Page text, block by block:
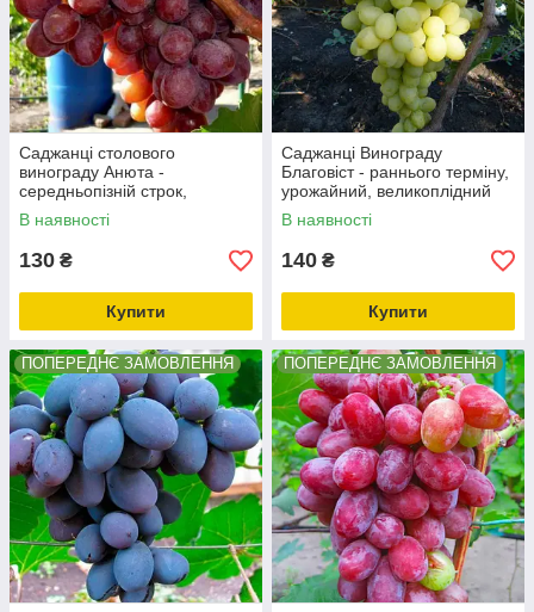
Саджанці столового
винограду Анюта -
середньопізній строк,
великоплідний,
морозостійкий
В наявності
130 ₴
Купити
Саджанці Винограду
Благовіст - раннього терміну,
урожайний, великоплідний
В наявності
140 ₴
Купити
ПОПЕРЕДНЄ ЗАМОВЛЕННЯ ПОПЕРЕДНЄ ЗАМОВЛЕННЯ